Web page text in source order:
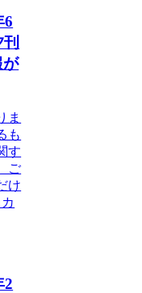
6
が
ま
も
す
ご
け
2